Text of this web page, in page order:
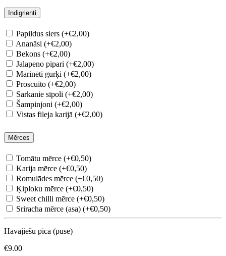
Indigrienti
Papildus siers (+€2,00)
Ananāsi (+€2,00)
Bekons (+€2,00)
Jalapeno pipari (+€2,00)
Marinēti gurķi (+€2,00)
Proscuito (+€2,00)
Sarkanie sīpoli (+€2,00)
Šampinjoni (+€2,00)
Vistas fileja karijā (+€2,00)
Mērces
Tomātu mērce (+€0,50)
Karija mērce (+€0,50)
Romulādes mērce (+€0,50)
Ķiploku mērce (+€0,50)
Sweet chilli mērce (+€0,50)
Sriracha mērce (asa) (+€0,50)
Havajiešu pica (puse)
€9.00